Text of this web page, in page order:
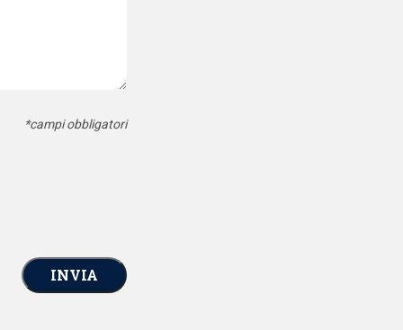
*campi obbligatori